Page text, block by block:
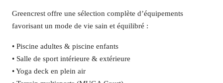
Greencrest offre une sélection complète d’équipements
favorisant un mode de vie sain et équilibré :
• Piscine adultes & piscine enfants
• Salle de sport intérieure & extérieure
• Yoga deck en plein air